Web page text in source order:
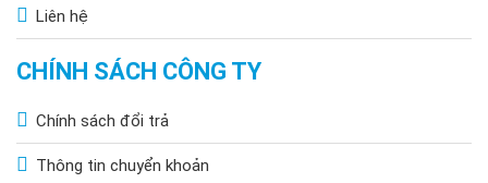
Liên hệ
CHÍNH SÁCH CÔNG TY
Chính sách đổi trả
Thông tin chuyển khoản